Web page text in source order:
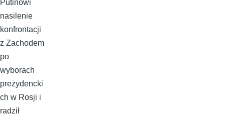
Putinowi
nasilenie
konfrontacji
z Zachodem
po
wyborach
prezydencki
ch w Rosji i
radził